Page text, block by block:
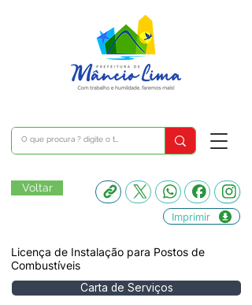
Voltar
Imprimir
Licença de Instalação para Postos de
Combustíveis
Carta de Serviços